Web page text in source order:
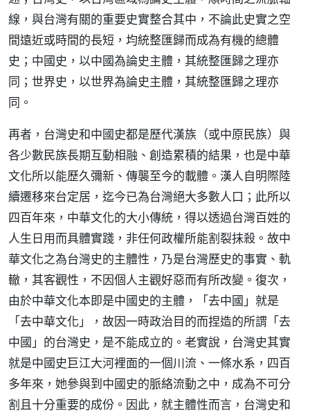
線，與台灣有關的重要史實整合其中，不論此史實之空
間遠近或時間的長短，均統整匯歸而成為有機的總體
史；中國史，以中國為論史主體，其統整匯歸之理亦
同；世界史，以世界為論史主體，其統整匯歸之理亦
同。
再者，台灣史和中國史都是歷代漢族（或中原民族）與
各少數民族長期互動相融、創造累積的結果，也是中華
文化所以能歷久彌新、傳襲至今的載體。漢人自明際陸
續遷移來台定居，迄今已為台灣絕大多數人口；此所以
四百年來，中華文化的大小傳統，得以透過台灣百姓的
人生日用而具體實踐，非任何政權所能割裂抹殺。故中
華文化之為台灣史的主體性，乃是台灣歷史的事實、軌
轍，其客觀性，不因個人主觀好惡而有所改變。復次，
由於中華文化本即是中國史的主體，「去中國」就是
「去中華文化」，故因一時政治目的而捏造的所謂「去
中國」的台灣史，是不能成立的。老實說，台灣史其實
就是中國史巨江大河裡面的一個川流、一條水系，四百
多年來，她參與到中國史的脈絡流動之中，成為不可分
割且十分重要的成份。因此，就主體性而言，台灣史和